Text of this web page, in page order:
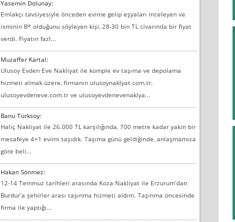
Yasemin Dolunay:
Emlakçı tavsiyesiyle önceden evime gelip eşyaları inceleyen ve
isminin B* olduğunu söyleyen kişi, 28-30 bin TL civarında bir fiyat
verdi. Fiyatın fazl...
Muzaffer Kartal:
Ulusoy Evden Eve Nakliyat ile komple ev taşıma ve depolama
hizmeti almak üzere, firmanın ulusoynaklyat.com.tr,
ulusoyevdeneve.com.tr ve ulusoyevdenevenaklya...
Banu Türksoy:
Haliç Nakliyat ile 26.000 TL karşılığında, 700 metre kadar yakın bir
mesafeye 4+1 evimi taşıdık. Taşıma günü geldiğinde, anlaşmamıza
göre beli...
Hakan Sönmez:
12-14 Temmuz tarihleri arasında Koza Nakliyat ile Erzurum’dan
Burdur’a şehirler arası taşınma hizmeti aldım. Taşınma öncesinde
firma ile yaptığı...